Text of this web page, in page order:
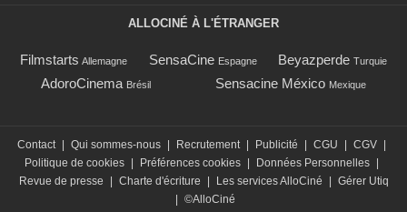
ALLOCINÉ À L'ÉTRANGER
Filmstarts Allemagne SensaCine Espagne Beyazperde Turquie
AdoroCinema Brésil Sensacine México Mexique
Contact Qui sommes-nous Recrutement Publicité CGU CGV
Politique de cookies
Préférences cookies Données Personnelles
Revue de presse
Charte d'écriture Les services AlloCiné
Gérer Utiq
©AlloCiné